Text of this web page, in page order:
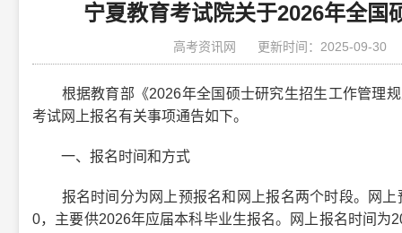
宁夏教育考试院关于2026年全国
高考资讯网 更新时间：2025-09-30
根据教育部《2026年全国硕士研究生招生工作管理规
考试网上报名有关事项通告如下。
一、报名时间和方式
报名时间分为网上预报名和网上报名两个时段。网上
0，主要供2026年应届本科毕业生报名。网上报名时间